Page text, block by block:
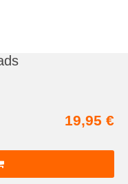
19,95 €